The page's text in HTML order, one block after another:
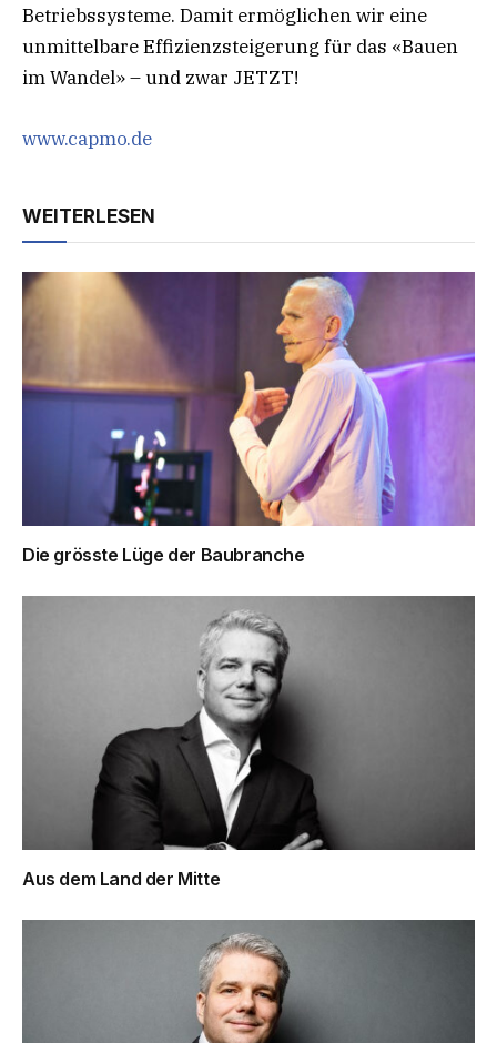
Betriebssysteme. Damit ermöglichen wir eine
unmittelbare Effizienzsteigerung für das «Bauen
im Wandel» – und zwar JETZT!
www.capmo.de
WEITERLESEN
Die grösste Lüge der Baubranche
Aus dem Land der Mitte